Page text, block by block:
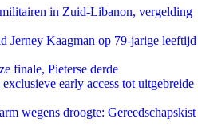
in Zuid-Libanon, vergelding
Jerney Kaagman op 79-jarige leeftijd
finale, Pieterse derde
early access tot uitgebreide
wegens droogte: Gereedschapskist